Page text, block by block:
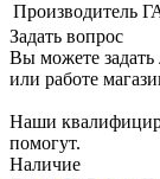
Производитель
Задать вопрос
Вы можете
или работе
Наши
помогут.
Наличие